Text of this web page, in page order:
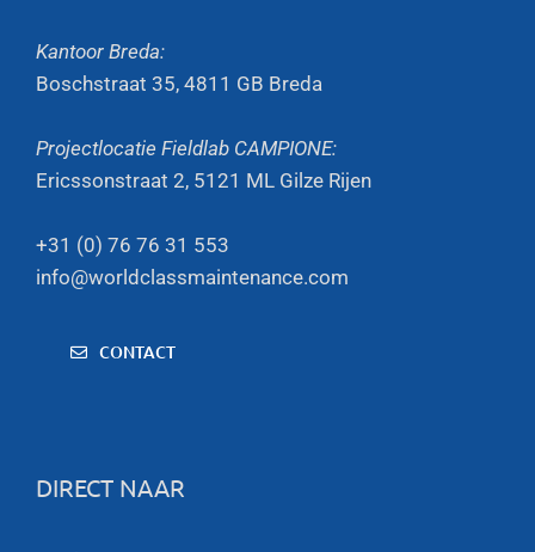
Kantoor Breda:
Boschstraat 35, 4811 GB Breda
Projectlocatie Fieldlab CAMPIONE:
Ericssonstraat 2, 5121 ML Gilze Rijen
+31 (0) 76 76 31 553
info@worldclassmaintenance.com
CONTACT
DIRECT NAAR